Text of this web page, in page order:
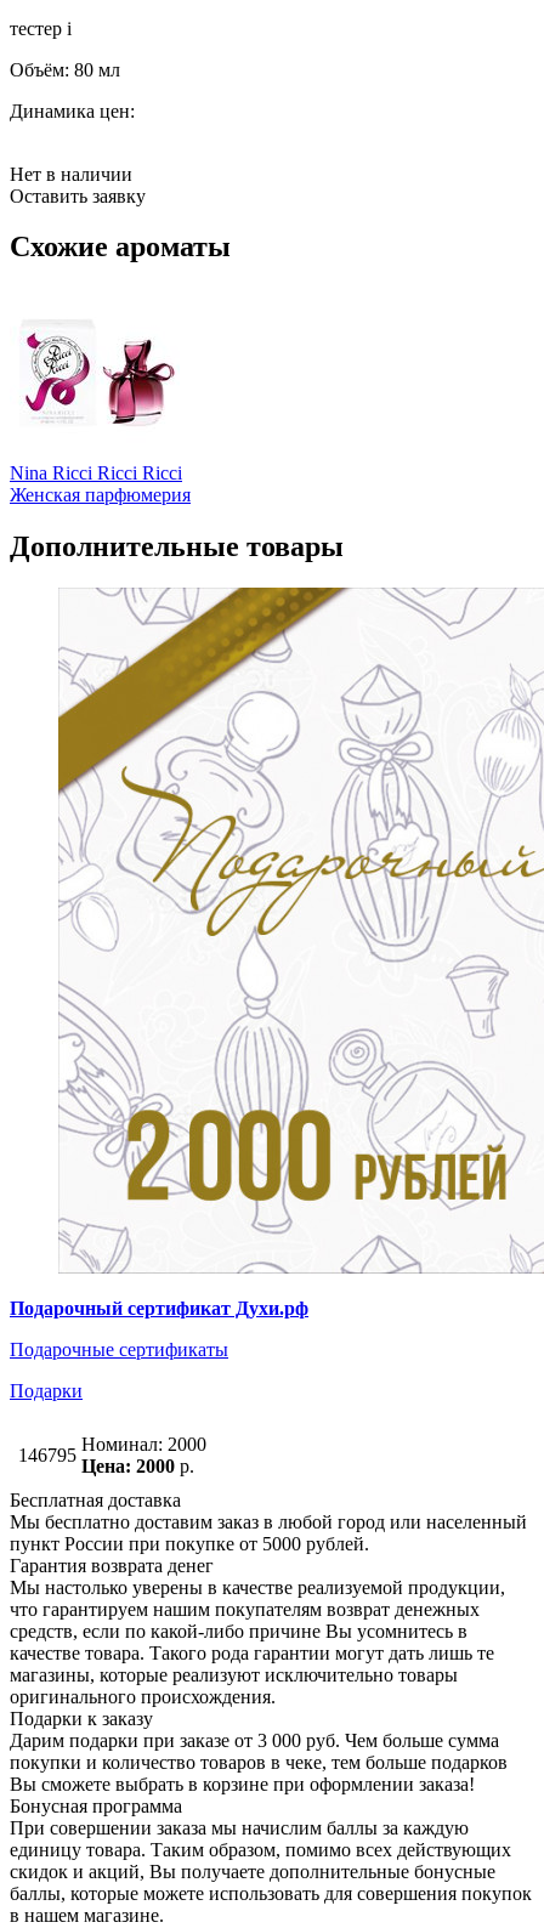
тестер i
Объём: 80 мл
Динамика цен:
Нет в наличии
Оставить заявку
Схожие ароматы
Nina Ricci Ricci Ricci
Женская парфюмерия
Дополнительные товары
Подарочный сертификат Духи.рф
Подарочные сертификаты
Подарки
146795
Номинал: 2000
Цена: 2000 р.
Бесплатная доставка
Мы бесплатно доставим заказ в любой город или населенный
пункт России при покупке от 5000 рублей.
Гарантия возврата денег
Мы настолько уверены в качестве реализуемой продукции,
что гарантируем нашим покупателям возврат денежных
средств, если по какой-либо причине Вы усомнитесь в
качестве товара. Такого рода гарантии могут дать лишь те
магазины, которые реализуют исключительно товары
оригинального происхождения.
Подарки к заказу
Дарим подарки при заказе от 3 000 руб. Чем больше сумма
покупки и количество товаров в чеке, тем больше подарков
Вы сможете выбрать в корзине при оформлении заказа!
Бонусная программа
При совершении заказа мы начислим баллы за каждую
единицу товара. Таким образом, помимо всех действующих
скидок и акций, Вы получаете дополнительные бонусные
баллы, которые можете использовать для совершения покупок
в нашем магазине.